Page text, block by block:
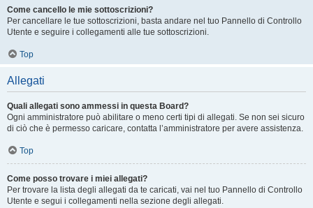
Come cancello le mie sottoscrizioni?
Per cancellare le tue sottoscrizioni, basta andare nel tuo Pannello di Controllo
Utente e seguire i collegamenti alle tue sottoscrizioni.
Top
Allegati
Quali allegati sono ammessi in questa Board?
Ogni amministratore può abilitare o meno certi tipi di allegati. Se non sei sicuro
di ciò che è permesso caricare, contatta l’amministratore per avere assistenza.
Top
Come posso trovare i miei allegati?
Per trovare la lista degli allegati da te caricati, vai nel tuo Pannello di Controllo
Utente e segui i collegamenti nella sezione degli allegati.